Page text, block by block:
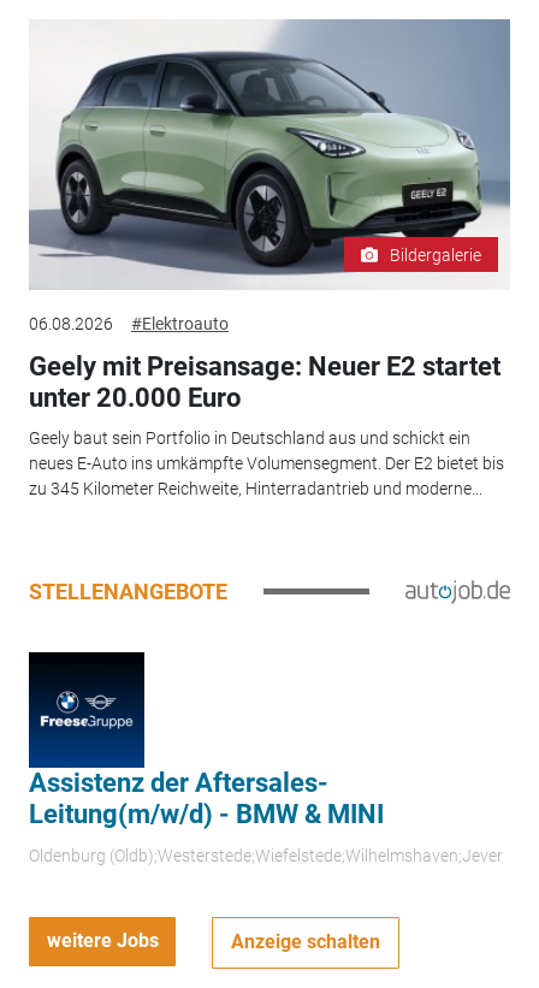
Bildergalerie
06.08.2026 #Elektroauto
Geely mit Preisansage: Neuer E2 startet
unter 20.000 Euro
Geely baut sein Portfolio in Deutschland aus und schickt ein
neues E-Auto ins umkämpfte Volumensegment. Der E2 bietet bis
zu 345 Kilometer Reichweite, Hinterradantrieb und moderne...
STELLENANGEBOTE
Assistenz der Aftersales-
Leitung(m/w/d) - BMW & MINI
Oldenburg (Oldb);Westerstede;Wiefelstede;Wilhelmshaven;Jever
weitere Jobs Anzeige schalten